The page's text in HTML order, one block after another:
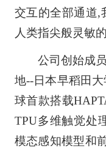
交互的全部通道,
人类指尖般灵敏
公司创始成员
地--日本早稻田
球首款搭载
TPU多维触觉处
模态感知模型和